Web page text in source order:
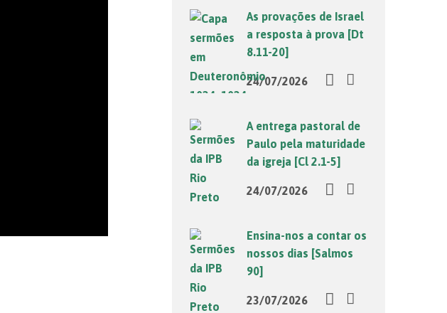
As provações de Israel
a resposta à prova [Dt
8.11-20]
24/07/2026
A entrega pastoral de
Paulo pela maturidade
da igreja [Cl 2.1-5]
24/07/2026
Ensina-nos a contar os
nossos dias [Salmos
90]
23/07/2026